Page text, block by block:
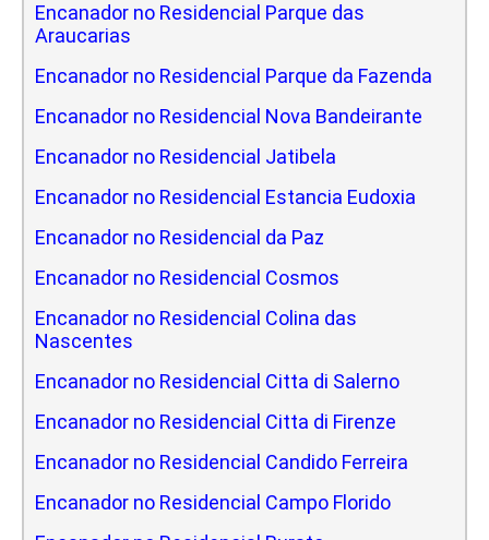
Encanador no Residencial Parque das
Araucarias
Encanador no Residencial Parque da Fazenda
Encanador no Residencial Nova Bandeirante
Encanador no Residencial Jatibela
Encanador no Residencial Estancia Eudoxia
Encanador no Residencial da Paz
Encanador no Residencial Cosmos
Encanador no Residencial Colina das
Nascentes
Encanador no Residencial Citta di Salerno
Encanador no Residencial Citta di Firenze
Encanador no Residencial Candido Ferreira
Encanador no Residencial Campo Florido